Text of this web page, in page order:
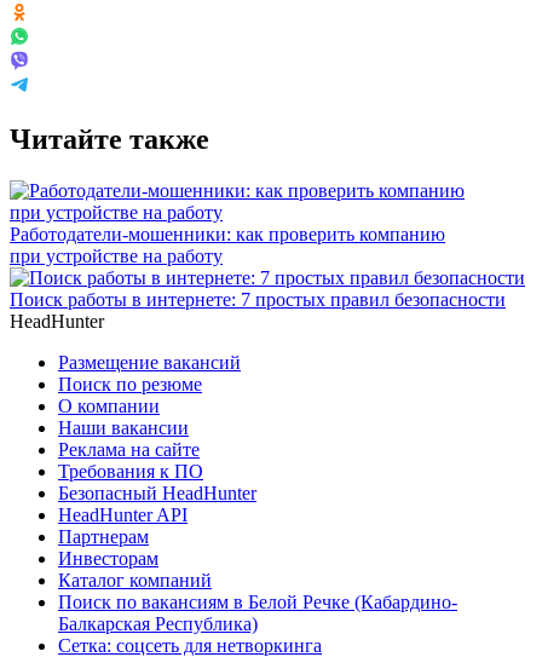
Читайте также
Работодатели-мошенники: как проверить компанию
при устройстве на работу
Поиск работы в интернете: 7 простых правил безопасности
HeadHunter
Размещение вакансий
Поиск по резюме
О компании
Наши вакансии
Реклама на сайте
Требования к ПО
Безопасный HeadHunter
HeadHunter API
Партнерам
Инвесторам
Каталог компаний
Поиск по вакансиям в Белой Речке (Кабардино-
Балкарская Республика)
Сетка: соцсеть для нетворкинга